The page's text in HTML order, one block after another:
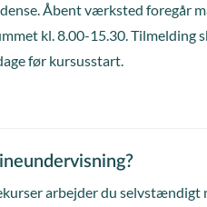
Åbent værksted foregår
kl. 8.00-15.30. Tilmelding
før kursusstart.
arbejder du selvstændigt